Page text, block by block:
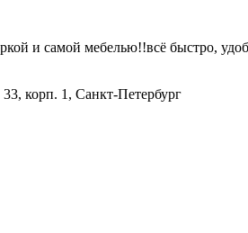
и самой мебелью!!всё быстро,
33, корп. 1, Санкт-Петербург